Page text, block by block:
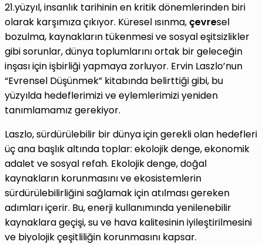
21.yüzyıl, insanlık tarihinin en kritik dönemlerinden biri
olarak karşımıza çıkıyor. Küresel ısınma, çevresel
bozulma, kaynakların tükenmesi ve sosyal eşitsizlikler
gibi sorunlar, dünya toplumlarını ortak bir geleceğin
inşası için işbirliği yapmaya zorluyor. Ervin Laszlo’nun
“Evrensel Düşünmek” kitabında belirttiği gibi, bu
yüzyılda hedeflerimizi ve eylemlerimizi yeniden
tanımlamamız gerekiyor.
Laszlo, sürdürülebilir bir dünya için gerekli olan hedefleri
üç ana başlık altında toplar: ekolojik denge, ekonomik
adalet ve sosyal refah. Ekolojik denge, doğal
kaynakların korunmasını ve ekosistemlerin
sürdürülebilirliğini sağlamak için atılması gereken
adımları içerir. Bu, enerji kullanımında yenilenebilir
kaynaklara geçişi, su ve hava kalitesinin iyileştirilmesini
ve biyolojik çeşitliliğin korunmasını kapsar.